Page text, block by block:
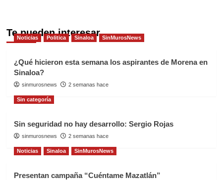
Te pueden interesar
Noticias Politica Sinaloa SinMurosNews
¿Qué hicieron esta semana los aspirantes de Morena en
Sinaloa?
sinmurosnews 2 semanas hace
Sin categoría
Sin seguridad no hay desarrollo: Sergio Rojas
sinmurosnews 2 semanas hace
Noticias Sinaloa SinMurosNews
Presentan campaña “Cuéntame Mazatlán”